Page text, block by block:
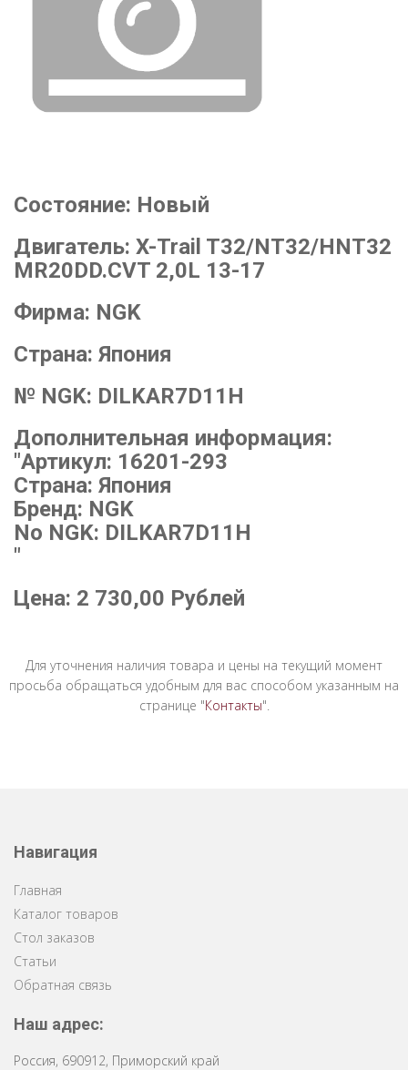
Состояние: Новый
Двигатель: X-Trail T32/NT32/HNT32
MR20DD.CVT 2,0L 13-17
Фирма: NGK
Страна: Япония
№ NGK: DILKAR7D11H
Дополнительная информация:
"Артикул: 16201-293
Страна: Япония
Бренд: NGK
No NGK: DILKAR7D11H
"
Цена: 2 730,00 Рублей
Для уточнения наличия товара и цены на текущий момент
просьба обращаться удобным для вас способом указанным на
странице "Контакты".
Навигация
Главная
Каталог товаров
Стол заказов
Статьи
Обратная связь
Наш адрес:
Россия, 690912, Приморский край